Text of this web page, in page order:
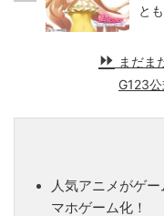
と
まだま
G123
人気アニメがゲ
マホゲーム化！